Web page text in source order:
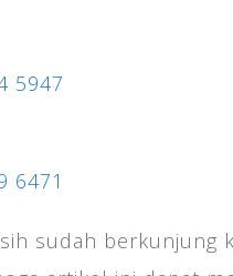
5947
6471
sudah berkunjung